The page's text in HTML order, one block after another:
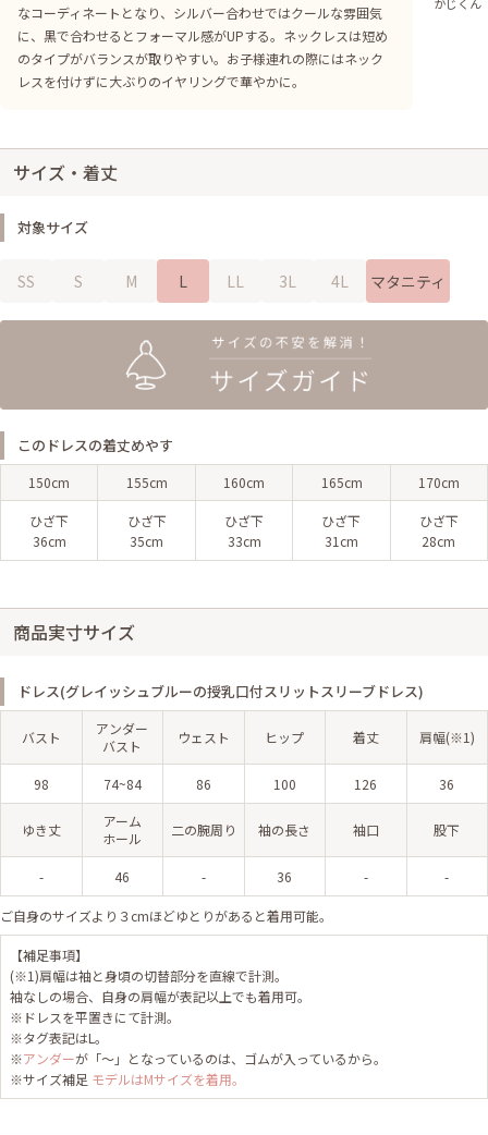
なコーディネートとなり、シルバー合わせではクールな雰囲気
に、黒で合わせるとフォーマル感がUPする。ネックレスは短め
のタイプがバランスが取りやすい。お子様連れの際にはネック
レスを付けずに大ぶりのイヤリングで華やかに。
サイズ・着丈
対象サイズ
SS S M L LL 3L 4L マタニティ
このドレスの着丈めやす
150cm 155cm 160cm 165cm 170cm
ひざ下
36cm
ひざ下
35cm
ひざ下
33cm
ひざ下
31cm
ひざ下
28cm
商品実寸サイズ
ドレス(グレイッシュブルーの授乳口付スリットスリーブドレス)
バスト
アンダー
バスト
ウェスト ヒップ 着丈 肩幅(※1)
98 74~84 86 100 126 36
ゆき丈
アーム
ホール
二の腕周り 袖の長さ 袖口 股下
- 46 - 36 - -
ご自身のサイズより３cmほどゆとりがあると着用可能。
【補足事項】
(※1)肩幅は袖と身頃の切替部分を直線で計測。
袖なしの場合、自身の肩幅が表記以上でも着用可。
※ドレスを平置きにて計測。
※タグ表記はL。
※アンダーが「～」となっているのは、ゴムが入っているから。
※サイズ補足 モデルはMサイズを着用。